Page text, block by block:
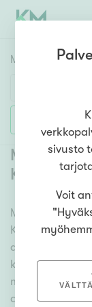
Myyntikohteet
Huoneluku
1h
Asuntotyyppi
Kerros-/
Rivitalo/
Omakoti-/
Maa- tai
Lisää
Myytävät
Kaustari
Meiltä löydät
Kaustari, olitpa
asuntoa.
kattava
meillä on hyvä
alta kaikki
sivusto
Voit